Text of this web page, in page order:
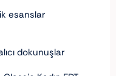
esanslar
dokunuşlar